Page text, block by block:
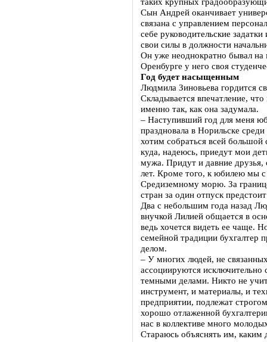
Сын Андрей оканчивает
связана с управлением
себе руководительские
свои силы в должности
Он уже неоднократно бывал на
Оренбурге у него своя
Год будет насыщенным
Людмила Зиновьева гордится
Складывается впечатление,
именно так, как она задумала.
– Наступивший год для меня
праздновала в Норильске
хотим собраться всей
куда, надеюсь, приедут мои
мужа. Придут и давние
лет. Кроме того, к юбилею мы
Средиземному морю. За
стран за один отпуск
Два с небольшим года назад
внучкой Лилией общается в
ведь хочется видеть ее чаще.
семейной традиции бухгалтер
делом.
– У многих людей, не
ассоциируются исключительно
темными делами. Никто не
инструмент, и материалы, и
предприятии, подлежат
хорошо отлаженной
нас в коллективе много
Стараюсь объяснять им, каким